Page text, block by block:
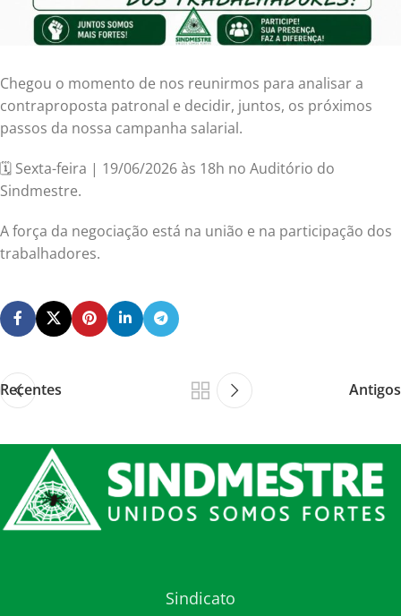
Chegou o momento de nos reunirmos para analisar a
contraproposta patronal e decidir, juntos, os próximos
passos da nossa campanha salarial.
🗓️ Sexta-feira | 19/06/2026 às 18h no Auditório do
Sindmestre.
A força da negociação está na união e na participação dos
trabalhadores.
Recentes Antigos
Sindicato